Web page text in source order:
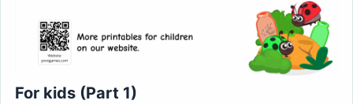
For kids (Part 1)